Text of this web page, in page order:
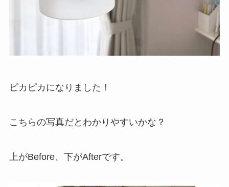
ピカピカになりました！
こちらの写真だとわかりやすいかな？
上がBefore、下がAfterです。